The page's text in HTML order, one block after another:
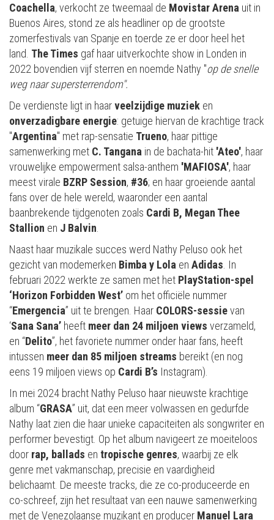
Coachella, verkocht ze tweemaal de Movistar Arena uit in
Buenos Aires, stond ze als headliner op de grootste
zomerfestivals van Spanje en toerde ze er door heel het
land. The Times gaf haar uitverkochte show in Londen in
2022 bovendien vijf sterren en noemde Nathy "op de snelle
weg naar supersterrendom".
De verdienste ligt in haarveelzijdige muziek en
onverzadigbare energie: getuige hiervan de krachtige track
"Argentina" met rap-sensatie Trueno, haar pittige
samenwerking met C. Tangana in de bachata-hit 'Ateo', haar
vrouwelijke empowerment salsa-anthem 'MAFIOSA', haar
meest virale BZRP Session, #36; en haar groeiende aantal
fans over de hele wereld, waaronder een aantal
baanbrekende tijdgenoten zoals Cardi B, Megan Thee
Stallion en J Balvin.
Naast haar muzikale succes werd Nathy Peluso ook het
gezicht van modemerken Bimba y Lola en Adidas. In
februari 2022 werkte ze samen met het PlayStation-spel
‘Horizon Forbidden West’ om het officiële nummer
“Emergencia” uit te brengen. Haar COLORS-sessievan
‘Sana Sana’ heeft meer dan 24 miljoen views verzameld,
en “Delito”, het favoriete nummer onder haar fans, heeft
intussen meer dan 85 miljoen streams bereikt (en nog
eens 19 miljoen views op Cardi B’s Instagram).
In mei 2024 bracht Nathy Peluso haar nieuwste krachtige
album “GRASA” uit, dat een meer volwassen en gedurfde
Nathy laat zien die haar unieke capaciteiten als songwriter en
performer bevestigt. Op het album navigeert ze moeiteloos
door rap, ballads en tropische genres, waarbij ze elk
genre met vakmanschap, precisie en vaardigheid
belichaamt. De meeste tracks, die ze co-produceerde en
co-schreef, zijn het resultaat van een nauwe samenwerking
met de Venezolaanse muzikant en producer Manuel Lara